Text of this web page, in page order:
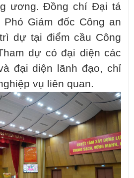
ương. Đồng chí Đại tá
Phó Giám đốc Công an
dự tại điểm cầu Công
dự có đại diện các
đại diện lãnh đạo, chỉ
vụ liên quan.